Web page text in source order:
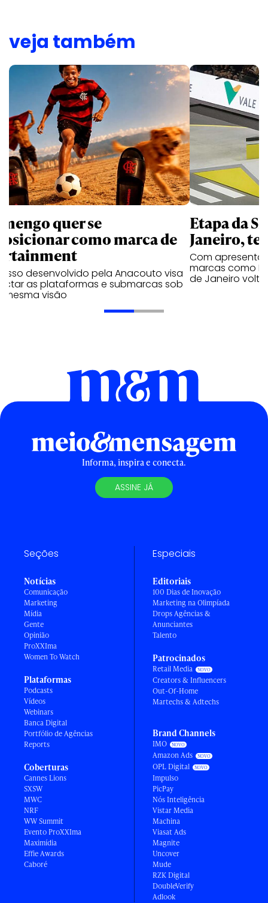
veja também
quer se
como marca de
desenvolvido pela Anacouto visa
as plataformas e submarcas sob
mesma visão
Etapa da
Janeiro,
Com
marcas como
de Janeiro
Informa, inspira e conecta.
ASSINE JÁ
Seções
Notícias
Comunicação
Marketing
Mídia
Gente
Opinião
ProXXIma
Women To Watch
Plataformas
Podcasts
Vídeos
Webinars
Banca Digital
Portfólio de Agências
Reports
Coberturas
Cannes Lions
SXSW
MWC
NRF
WW Summit
Evento ProXXIma
Maximídia
Effie Awards
Caboré
Especiais
Editoriais
100 Dias de Inovação
Marketing na Olimpíada
Drops Agências &
Anunciantes
Talento
Patrocinados
Retail Media
Creators & Influencers
Out-Of-Home
Martechs & Adtechs
Brand Channels
IMO
Amazon Ads
OPL Digital
Impulso
PicPay
Nós Inteligência
Vistar Media
Machina
Viasat Ads
Magnite
Uncover
Mude
RZK Digital
DoubleVerify
Adlook